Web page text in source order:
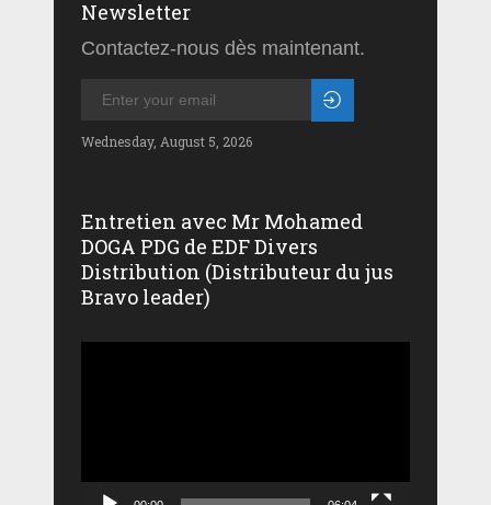
Newsletter
Contactez-nous dès maintenant.
Wednesday, August 5, 2026
Entretien avec Mr Mohamed
DOGA PDG de EDF Divers
Distribution (Distributeur du jus
Bravo leader)